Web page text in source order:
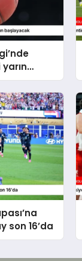
son 16’da